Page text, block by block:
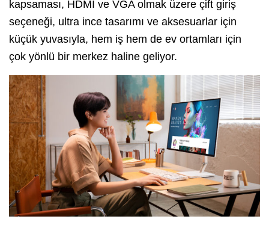
kapsaması, HDMI ve VGA olmak üzere çift giriş
seçeneği, ultra ince tasarımı ve aksesuarlar için
küçük yuvasıyla, hem iş hem de ev ortamları için
çok yönlü bir merkez haline geliyor.